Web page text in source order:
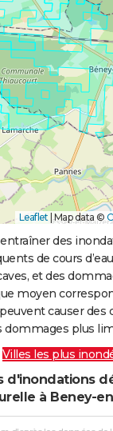
Leaflet |Map data ©
des
de cours
et des
moyen
causer des
dommages plus
Villes les plus
d'inondations
à Beney-